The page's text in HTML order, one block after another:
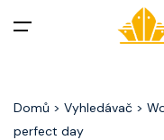
Akční nabídky
Domů > Vyhledávač >
perfect day